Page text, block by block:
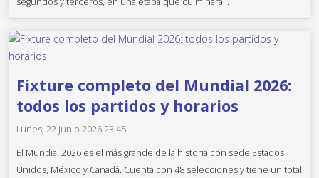
Fixture completo del Mundial 2026:
todos los partidos y horarios
Lunes, 22 Junio 2026 23:45
El Mundial 2026 es el más grande de la historia con sede Estados
Unidos, México y Canadá. Cuenta con 48 selecciones y tiene un total